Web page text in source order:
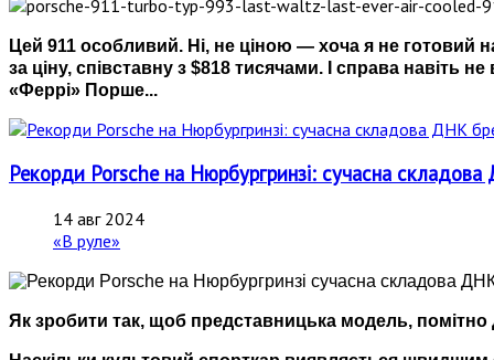
Цей 911 особливий. Ні, не ціною — хоча я не готовий
за ціну, співставну з $818 тисячами. І справа
«Феррі» Порше...
Рекорди Porsche на Нюрбургринзі: сучасна
14 авг 2024
«В руле»
Як зробити так, щоб представницька модель,